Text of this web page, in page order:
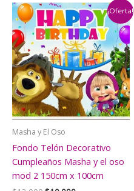
¡Oferta!
Masha y El Oso
Fondo Telón Decorativo
Cumpleaños Masha y el oso
mod 2 150cm x 100cm